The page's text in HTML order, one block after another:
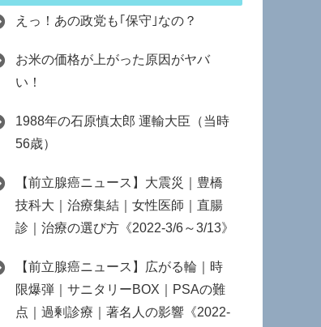
えっ！あの政党も｢保守｣なの？
お米の価格が上がった原因がヤバ
い！
1988年の石原慎太郎 運輸大臣（当時
56歳）
【前立腺癌ニュース】大震災｜豊橋
技科大｜治療集結｜女性医師｜直腸
診｜治療の選び方《2022-3/6～3/13》
【前立腺癌ニュース】広がる輪｜時
限爆弾｜サニタリーBOX｜PSAの難
点｜過剰診療｜著名人の影響《2022-